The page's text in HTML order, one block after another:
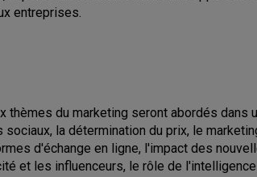
entreprises.
du marketing seront abordés dans
la détermination du prix, le
d'échange en ligne, l'impact des
et les influenceurs, le rôle de